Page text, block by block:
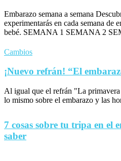
Embarazo semana a semana
experimentarás en cada semana de
bebé. SEMANA 1 SEMANA 2
Cambios
¡Nuevo refrán! “El
Al igual que el refrán "La
lo mismo sobre el embarazo y las
7 cosas sobre tu tripa en el
saber